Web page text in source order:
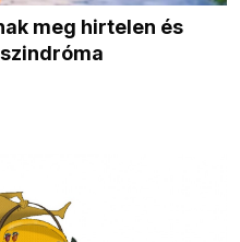
meg hirtelen és